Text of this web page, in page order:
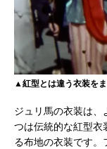
▲紅型とは違う衣装をま
ジュリ馬の衣装は
つは伝統的な紅型衣
る布地の衣装です